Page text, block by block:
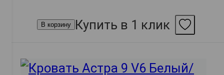
В корзину Купить в 1 клик